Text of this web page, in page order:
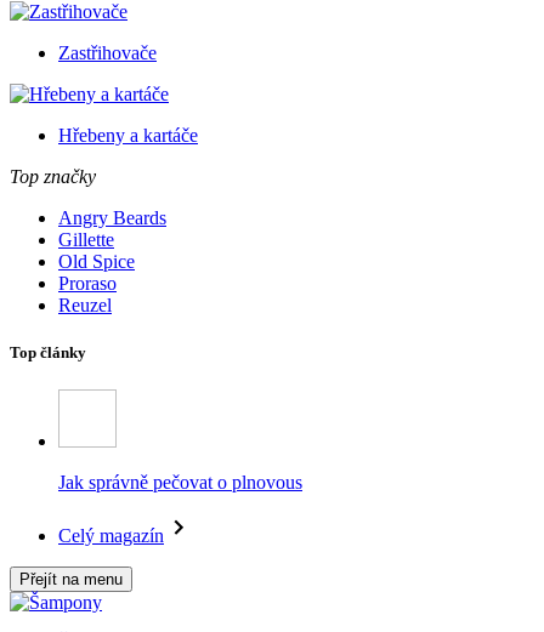
Zastřihovače
Hřebeny a kartáče
Top značky
Angry Beards
Gillette
Old Spice
Proraso
Reuzel
Top články
Jak správně pečovat o plnovous
Celý magazín
Přejít na menu